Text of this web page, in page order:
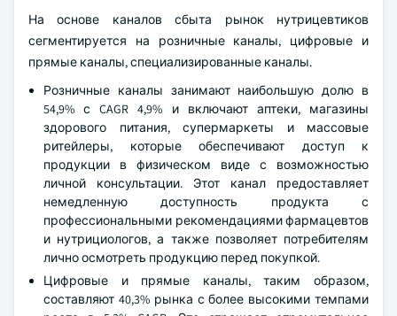
На основе каналов сбыта рынок нутрицевтиков
сегментируется на розничные каналы, цифровые и
прямые каналы, специализированные каналы.
Розничные каналы занимают наибольшую долю в
54,9% с CAGR 4,9% и включают аптеки, магазины
здорового питания, супермаркеты и массовые
ритейлеры, которые обеспечивают доступ к
продукции в физическом виде с возможностью
личной консультации. Этот канал предоставляет
немедленную доступность продукта с
профессиональными рекомендациями фармацевтов
и нутрициологов, а также позволяет потребителям
лично осмотреть продукцию перед покупкой.
Цифровые и прямые каналы, таким образом,
составляют 40,3% рынка с более высокими темпами